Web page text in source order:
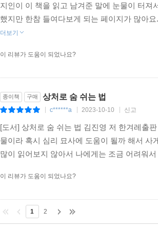
지인이 이 책을 읽고 남겨준 말에 눈물이 터
했지만 한참 들여다보게 되는 페이지가 많아
더보기
이 리뷰가 도움이 되었나요?
종이책 구매 상처로 숨 쉬는 법
c******a 2023-10-10 신고
[도서] 상처로 숨 쉬는 법 김진영 저 한겨레출
물이라 혹시 심리 묘사에 도움이 될까 해서
많이 읽어보지 않아서 나에게는 조금 어려워
이 리뷰가 도움이 되었나요?
1 2